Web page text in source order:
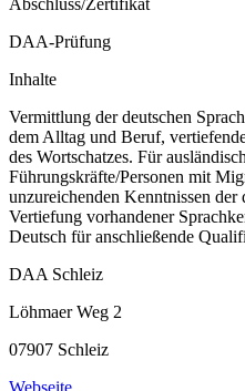
Abschluss/Zertifikat
DAA-Prüfung
Inhalte
Vermittlung der deutschen
dem Alltag und Beruf,
des Wortschatzes. Für
Führungskräfte/Personen mit
unzureichenden Kenntnissen der
Vertiefung vorhandener
Deutsch für anschließende
DAA Schleiz
Löhmaer Weg 2
07907 Schleiz